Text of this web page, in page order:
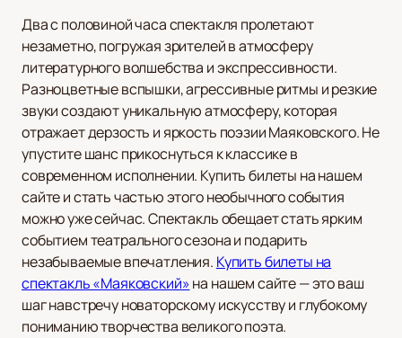
Два с половиной часа спектакля пролетают
незаметно, погружая зрителей в атмосферу
литературного волшебства и экспрессивности.
Разноцветные вспышки, агрессивные ритмы и резкие
звуки создают уникальную атмосферу, которая
отражает дерзость и яркость поэзии Маяковского. Не
упустите шанс прикоснуться к классике в
современном исполнении. Купить билеты на нашем
сайте и стать частью этого необычного события
можно уже сейчас. Спектакль обещает стать ярким
событием театрального сезона и подарить
незабываемые впечатления. Купить билеты на
спектакль «Маяковский»на нашем сайте — это ваш
шаг навстречу новаторскому искусству и глубокому
пониманию творчества великого поэта.